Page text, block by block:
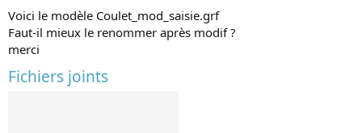
Voici le modèle Coulet_mod_saisie.grf
Faut-il mieux le renommer après modif ?
merci
Fichiers joints